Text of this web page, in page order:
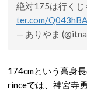
絶対175は行くじ
ter.com/
— ありやま
174cmという高身
rinceでは、神宮寺